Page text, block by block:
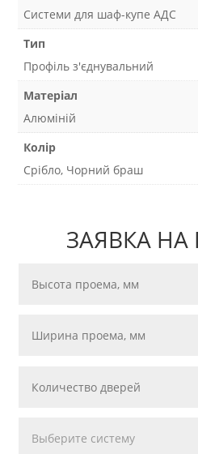
Системи для шаф-купе АДС
Тип
Профіль з'єднувальний
Матеріал
Алюміній
Колір
Срібло, Чорний браш
ЗАЯВКА НА